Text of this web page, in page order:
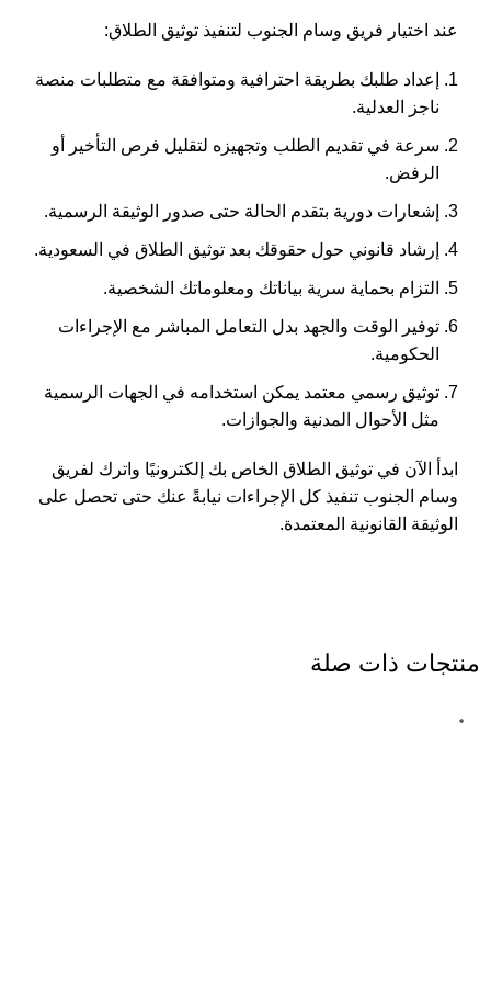
عند اختيار فريق وسام الجنوب لتنفيذ توثيق الطلاق:
إعداد طلبك بطريقة احترافية ومتوافقة مع متطلبات منصة
ناجز العدلية.
سرعة في تقديم الطلب وتجهيزه لتقليل فرص التأخير أو
الرفض.
إشعارات دورية بتقدم الحالة حتى صدور الوثيقة الرسمية.
إرشاد قانوني حول حقوقك بعد توثيق الطلاق في السعودية.
التزام بحماية سرية بياناتك ومعلوماتك الشخصية.
توفير الوقت والجهد بدل التعامل المباشر مع الإجراءات
الحكومية.
توثيق رسمي معتمد يمكن استخدامه في الجهات الرسمية
مثل الأحوال المدنية والجوازات.
ابدأ الآن في توثيق الطلاق الخاص بك إلكترونيًا واترك لفريق
وسام الجنوب تنفيذ كل الإجراءات نيابةً عنك حتى تحصل على
الوثيقة القانونية المعتمدة.
منتجات ذات صلة